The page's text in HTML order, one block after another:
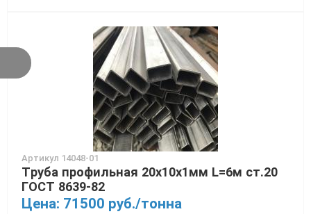
Артикул 14048-01
Труба профильная 20х10х1мм L=6м ст.20
ГОСТ 8639-82
Цена: 71500 руб./тонна